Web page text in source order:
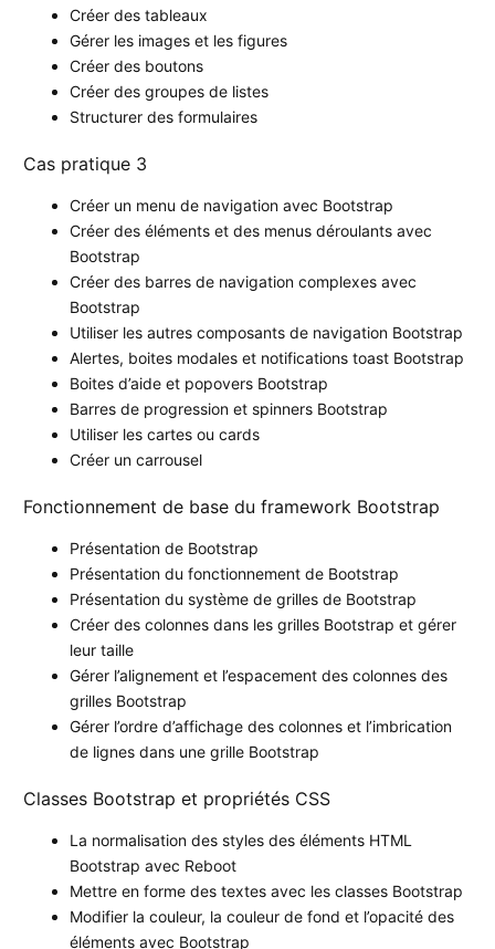
Créer des tableaux
Gérer les images et les figures
Créer des boutons
Créer des groupes de listes
Structurer des formulaires
Cas pratique 3
Créer un menu de navigation avec Bootstrap
Créer des éléments et des menus déroulants avec
Bootstrap
Créer des barres de navigation complexes avec
Bootstrap
Utiliser les autres composants de navigation Bootstrap
Alertes, boites modales et notifications toast Bootstrap
Boites d’aide et popovers Bootstrap
Barres de progression et spinners Bootstrap
Utiliser les cartes ou cards
Créer un carrousel
Fonctionnement de base du framework Bootstrap
Présentation de Bootstrap
Présentation du fonctionnement de Bootstrap
Présentation du système de grilles de Bootstrap
Créer des colonnes dans les grilles Bootstrap et gérer
leur taille
Gérer l’alignement et l’espacement des colonnes des
grilles Bootstrap
Gérer l’ordre d’affichage des colonnes et l’imbrication
de lignes dans une grille Bootstrap
Classes Bootstrap et propriétés CSS
La normalisation des styles des éléments HTML
Bootstrap avec Reboot
Mettre en forme des textes avec les classes Bootstrap
Modifier la couleur, la couleur de fond et l’opacité des
éléments avec Bootstrap